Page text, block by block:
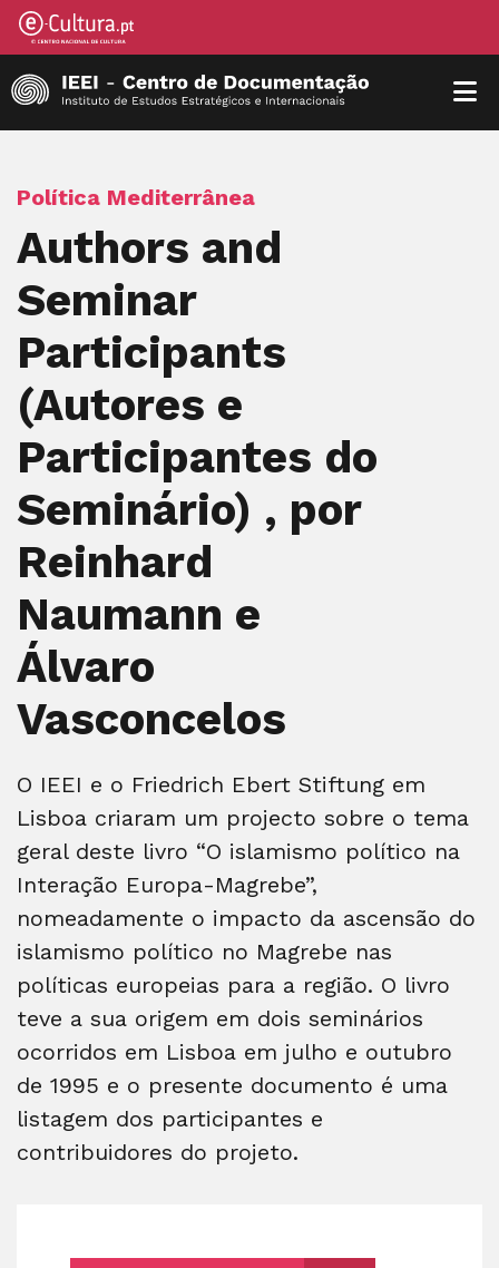
Política Mediterrânea
Authors and
Seminar
Participants
(Autores e
Participantes do
Seminário) , por
Reinhard
Naumann e
Álvaro
Vasconcelos
O IEEI e o Friedrich Ebert Stiftung em
Lisboa criaram um projecto sobre o tema
geral deste livro “O islamismo político na
Interação Europa-Magrebe”,
nomeadamente o impacto da ascensão do
islamismo político no Magrebe nas
políticas europeias para a região. O livro
teve a sua origem em dois seminários
ocorridos em Lisboa em julho e outubro
de 1995 e o presente documento é uma
listagem dos participantes e
contribuidores do projeto.